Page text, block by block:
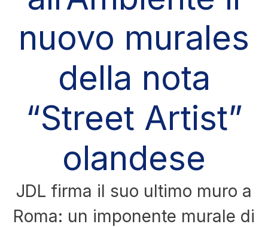
nuovo murales
della nota
“Street Artist”
olandese
JDL firma il suo ultimo muro a
Roma: un imponente murale di